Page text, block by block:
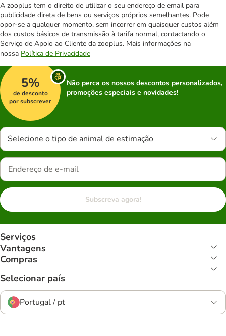
A zooplus tem o direito de utilizar o seu endereço de email para
publicidade direta de bens ou serviços próprios semelhantes. Pode
opor-se a qualquer momento, sem incorrer em quaisquer custos além
dos custos básicos de transmissão à tarifa normal, contactando o
Serviço de Apoio ao Cliente da zooplus. Mais informações na
nossa Política de Privacidade
5%
de desconto
por subscrever
Não perca os nossos descontos personalizados,
promoções especiais e novidades!
Selecione o tipo de animal de estimação
Subscreva agora!
Serviços
Vantagens
Compras
Selecionar país
Portugal / pt